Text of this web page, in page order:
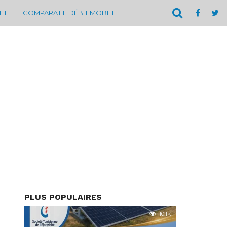
COMPARATIF DÉBIT MOBILE
PLUS POPULAIRES
10.1K